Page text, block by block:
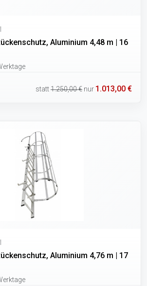
Aluminium 4,48 m | 16
statt1.250,00 € nur 1.013,00 €
Aluminium 4,76 m | 17